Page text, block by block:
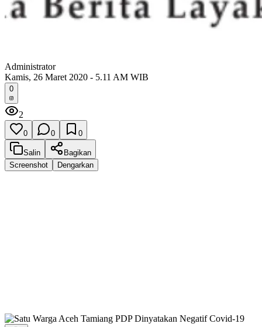
Administrator
Kamis, 26 Maret 2020 - 5.11 AM WIB
0
2
0 0 0
Salin
Bagikan
Screenshot
Dengarkan